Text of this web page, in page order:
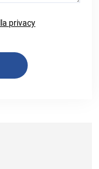
privacy